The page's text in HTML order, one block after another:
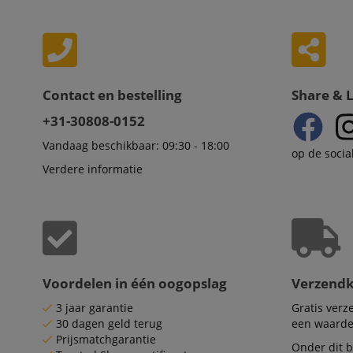
Contact en bestelling
+31-30808-0152
Vandaag beschikbaar: 09:30 - 18:00
Verdere informatie
Share &
op de
Voordelen in één oogopslag
3 jaar garantie
30 dagen geld terug
Prijsmatchgarantie
Gratis
een
Onder dit
scarab.profile
MUID
_uetsid
session-id-time
session-id